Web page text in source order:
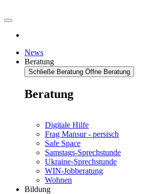
News
Beratung
Schließe Beratung Öffne Beratung
Beratung
Digitale Hilfe
Frag Mansur - persisch
Safe Space
Samstags-Sprechstunde
Ukraine-Sprechstunde
WIN-Jobberatung
Wohnen
Bildung